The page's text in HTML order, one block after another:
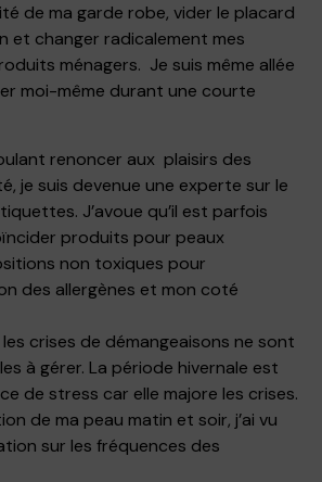
de ma garde robe, vider le placard
et changer radicalement mes
ménagers. Je suis même allée
moi-même durant une courte
renoncer aux plaisirs des
je suis devenue une experte sur le
J’avoue qu’il est parfois
produits pour peaux
non toxiques pour
des allergènes et mon coté
crises de démangeaisons ne sont
à gérer. La période hivernale est
de stress car elle majore les crises.
de ma peau matin et soir, j’ai vu
sur les fréquences des